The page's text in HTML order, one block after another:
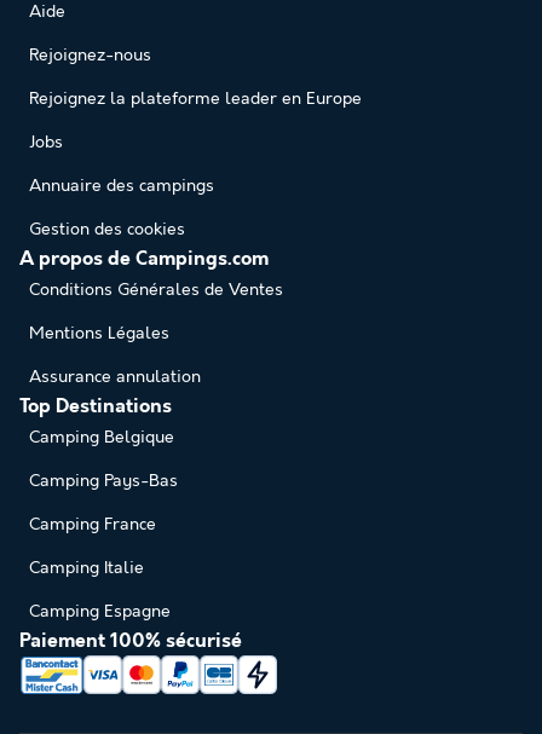
Aide
Rejoignez-nous
Rejoignez la plateforme leader en Europe
Jobs
Annuaire des campings
Gestion des cookies
A propos de Campings.com
Conditions Générales de Ventes
Mentions Légales
Assurance annulation
Top Destinations
Camping Belgique
Camping Pays-Bas
Camping France
Camping Italie
Camping Espagne
Paiement 100% sécurisé